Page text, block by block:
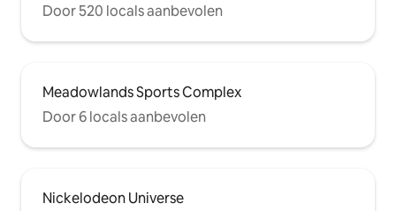
Door 520 locals aanbevolen
Meadowlands Sports Complex
Door 6 locals aanbevolen
Nickelodeon Universe